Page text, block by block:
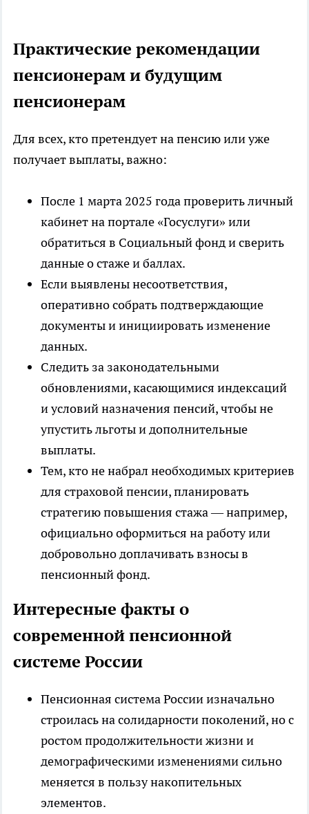
Практические рекомендации
пенсионерам и будущим
пенсионерам
Для всех, кто претендует на пенсию или уже
получает выплаты, важно:
После 1 марта 2025 года проверить личный
кабинет на портале «Госуслуги» или
обратиться в Социальный фонд и сверить
данные о стаже и баллах.
Если выявлены несоответствия,
оперативно собрать подтверждающие
документы и инициировать изменение
данных.
Следить за законодательными
обновлениями, касающимися индексаций
и условий назначения пенсий, чтобы не
упустить льготы и дополнительные
выплаты.
Тем, кто не набрал необходимых критериев
для страховой пенсии, планировать
стратегию повышения стажа — например,
официально оформиться на работу или
добровольно доплачивать взносы в
пенсионный фонд.
Интересные факты о
современной пенсионной
системе России
Пенсионная система России изначально
строилась на солидарности поколений, но с
ростом продолжительности жизни и
демографическими изменениями сильно
меняется в пользу накопительных
элементов.